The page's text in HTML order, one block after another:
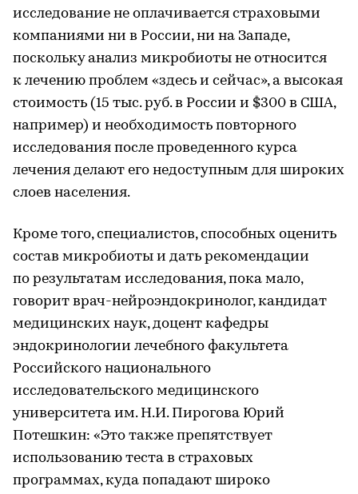
исследование не оплачивается страховыми
компаниями ни в России, ни на Западе,
поскольку анализ микробиоты не относится
к лечению проблем «здесь и сейчас», а высокая
стоимость (15 тыс. руб. в России и $300 в США,
например) и необходимость повторного
исследования после проведенного курса
лечения делают его недоступным для широких
слоев населения.
Кроме того, специалистов, способных оценить
состав микробиоты и дать рекомендации
по результатам исследования, пока мало,
говорит врач-нейроэндокринолог, кандидат
медицинских наук, доцент кафедры
эндокринологии лечебного факультета
Российского национального
исследовательского медицинского
университета им. Н.И. Пирогова Юрий
Потешкин: «Это также препятствует
использованию теста в страховых
программах, куда попадают широко